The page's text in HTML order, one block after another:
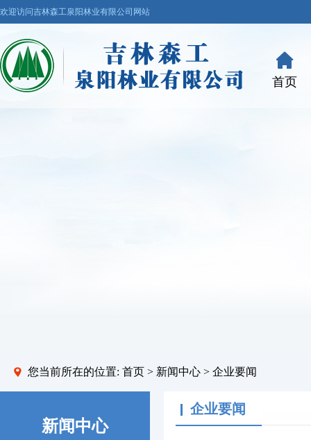
欢迎访问吉林森工泉阳林业有限公司网站
首页
您当前所在的位置: 首页 > 新闻中心 > 企业要闻
新闻中心
企业要闻